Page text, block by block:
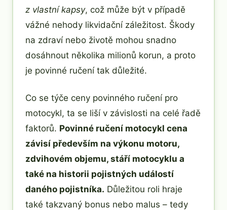
z vlastní kapsy, což může být v případě
vážné nehody likvidační záležitost. Škody
na zdraví nebo životě mohou snadno
dosáhnout několika milionů korun, a proto
je povinné ručení tak důležité.
Co se týče ceny povinného ručení pro
motocykl, ta se liší v závislosti na celé řadě
faktorů. Povinné ručení motocykl cena
závisí především na výkonu motoru,
zdvihovém objemu, stáří motocyklu a
také na historii pojistných událostí
daného pojistníka. Důležitou roli hraje
také takzvaný bonus nebo malus – tedy